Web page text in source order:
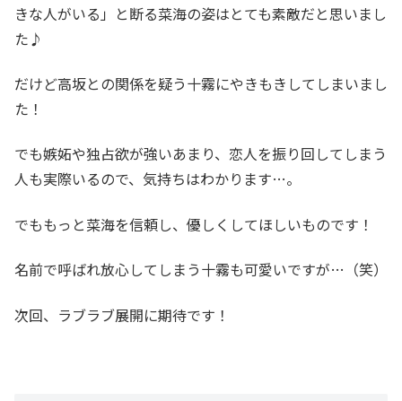
きな人がいる」と断る菜海の姿はとても素敵だと思いまし
た♪
だけど高坂との関係を疑う十霧にやきもきしてしまいまし
た！
でも嫉妬や独占欲が強いあまり、恋人を振り回してしまう
人も実際いるので、気持ちはわかります…。
でももっと菜海を信頼し、優しくしてほしいものです！
名前で呼ばれ放心してしまう十霧も可愛いですが…（笑）
次回、ラブラブ展開に期待です！